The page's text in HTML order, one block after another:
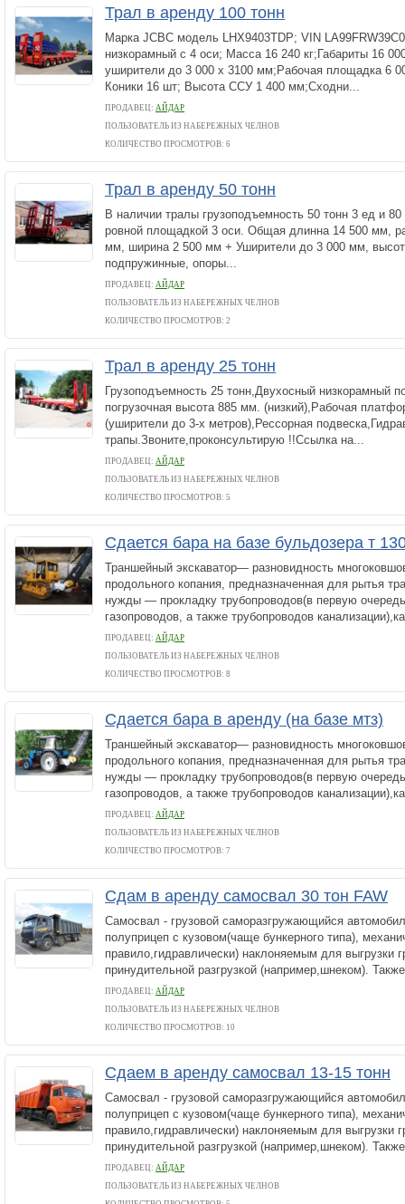
Трал в аренду 100 тонн
Марка JCBC модель LHX9403TDP; VIN
низкорамный с 4 оси; Масса 16 240 кг;Габариты 16
уширители до 3 000 х 3100 мм;Рабочая площадка 6
Коники 16 шт; Высота ССУ 1 400 мм;Сходни...
ПРОДАВЕЦ: АЙДАР
ПОЛЬЗОВАТЕЛЬ ИЗ НАБЕРЕЖНЫХ ЧЕЛНОВ
КОЛИЧЕСТВО ПРОСМОТРОВ: 6
Трал в аренду 50 тонн
В наличии тралы грузоподъемность 50 тонн 3 ед и
ровной площадкой 3 оси. Общая длинна 14 500 мм,
мм, ширина 2 500 мм + Уширители до 3 000 мм,
подпружинные, опоры...
ПРОДАВЕЦ: АЙДАР
ПОЛЬЗОВАТЕЛЬ ИЗ НАБЕРЕЖНЫХ ЧЕЛНОВ
КОЛИЧЕСТВО ПРОСМОТРОВ: 2
Трал в аренду 25 тонн
Грузоподъемность 25 тонн,Двухосный низкорамный
погрузочная высота 885 мм. (низкий),Рабочая
(уширители до 3-х метров),Рессорная
трапы.Звоните,проконсультирую !!Ссылка на...
ПРОДАВЕЦ: АЙДАР
ПОЛЬЗОВАТЕЛЬ ИЗ НАБЕРЕЖНЫХ ЧЕЛНОВ
КОЛИЧЕСТВО ПРОСМОТРОВ: 5
Сдается бара на базе бульдозера т
Траншейный экскаватор— разновидность
продольного копания, предназначенная для рытья
нужды — прокладку трубопроводов(в первую
газопроводов, а также трубопроводов
ПРОДАВЕЦ: АЙДАР
ПОЛЬЗОВАТЕЛЬ ИЗ НАБЕРЕЖНЫХ ЧЕЛНОВ
КОЛИЧЕСТВО ПРОСМОТРОВ: 8
Сдается бара в аренду (на базе мтз)
Траншейный экскаватор— разновидность
продольного копания, предназначенная для рытья
нужды — прокладку трубопроводов(в первую
газопроводов, а также трубопроводов
ПРОДАВЕЦ: АЙДАР
ПОЛЬЗОВАТЕЛЬ ИЗ НАБЕРЕЖНЫХ ЧЕЛНОВ
КОЛИЧЕСТВО ПРОСМОТРОВ: 7
Сдам в аренду самосвал 30 тон FAW
Самосвал - грузовой саморазгружающийся
полуприцеп с кузовом(чаще бункерного типа),
правило,гидравлически) наклоняемым для выгрузки
принудительной разгрузкой (например,шнеком).
ПРОДАВЕЦ: АЙДАР
ПОЛЬЗОВАТЕЛЬ ИЗ НАБЕРЕЖНЫХ ЧЕЛНОВ
КОЛИЧЕСТВО ПРОСМОТРОВ: 10
Сдаем в аренду самосвал 13-15 тонн
Самосвал - грузовой саморазгружающийся
полуприцеп с кузовом(чаще бункерного типа),
правило,гидравлически) наклоняемым для выгрузки
принудительной разгрузкой (например,шнеком).
ПРОДАВЕЦ: АЙДАР
ПОЛЬЗОВАТЕЛЬ ИЗ НАБЕРЕЖНЫХ ЧЕЛНОВ